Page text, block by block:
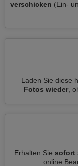
verschicken (Ein-
Laden Sie diese
Fotos wieder,
Erhalten Sie sofort
online